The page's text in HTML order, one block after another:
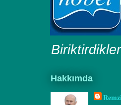
Hakkımda